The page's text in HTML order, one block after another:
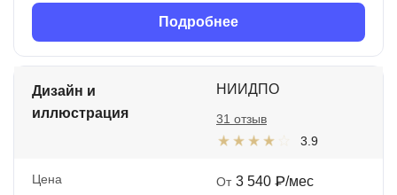
Подробнее
Дизайн и
иллюстрация
НИИДПО
3.9
31 отзыв
Цена От 3 540 ₽/мес